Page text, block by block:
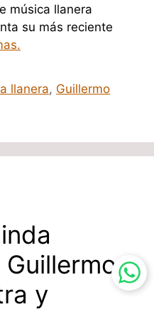
música llanera
su más reciente
llanera, Guillermo
y